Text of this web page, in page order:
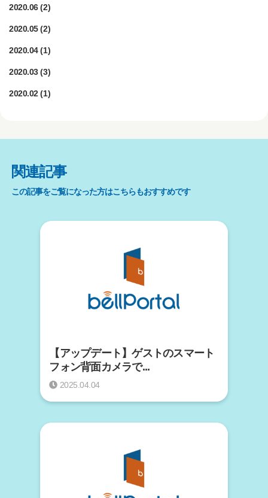
2020.06(2)
2020.05(2)
2020.04(1)
2020.03(3)
2020.02(1)
関連記事
この記事をご覧になった方はこちらもおすすめです
【アップデート】ゲストのスマート
フォン背面カメラで...
2025.04.04